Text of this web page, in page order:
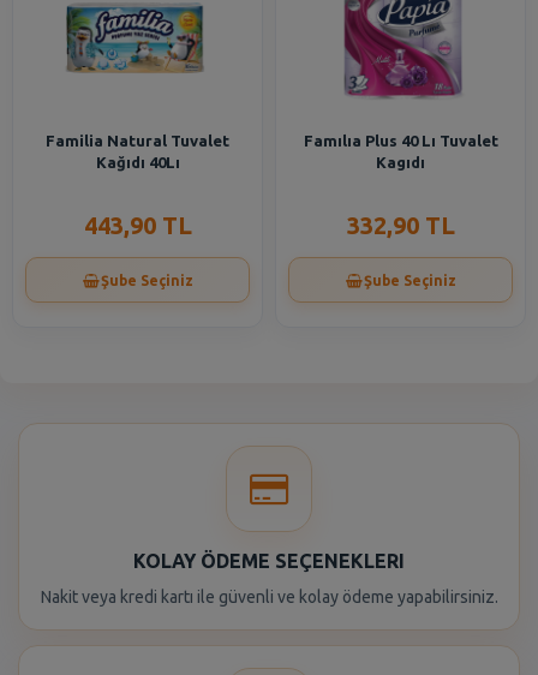
Familia Natural Tuvalet
Kağıdı 40Lı
443,90 TL
Şube Seçiniz
Famılıa Plus 40 Lı Tuvalet
Kagıdı
332,90 TL
Şube Seçiniz
KOLAY ÖDEME SEÇENEKLERI
Nakit veya kredi kartı ile güvenli ve kolay ödeme yapabilirsiniz.